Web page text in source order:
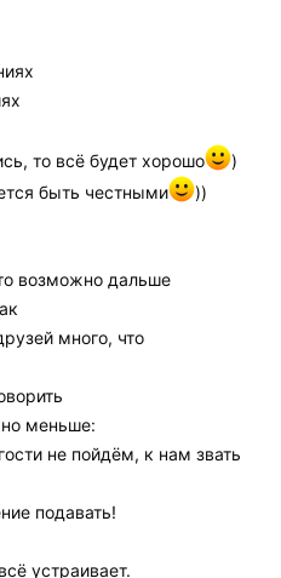
то всё будет хорошо
)
быть честными
))
возможно дальше
много, что
меньше:
не пойдём, к нам звать
подавать!
устраивает.